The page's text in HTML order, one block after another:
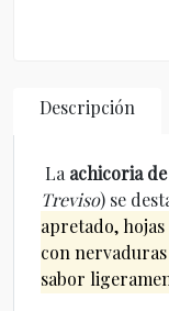
Descripción
La achicoria
Treviso) se
apretado,
con
sabor